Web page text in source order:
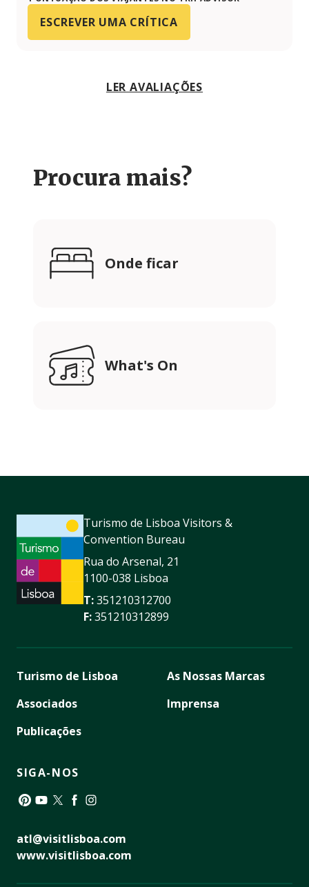
ESCREVER UMA CRÍTICA
LER AVALIAÇÕES
Procura mais?
Onde ficar
What's On
Turismo de Lisboa Visitors &
Convention Bureau
Rua do Arsenal, 21
1100-038 Lisboa
T:351210312700
F:351210312899
Turismo de Lisboa
Associados
Publicações
As Nossas Marcas
Imprensa
SIGA-NOS
atl@visitlisboa.com
www.visitlisboa.com